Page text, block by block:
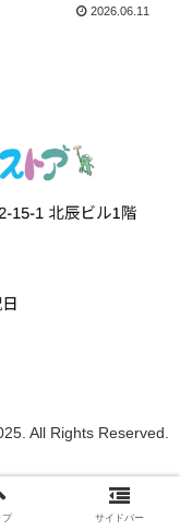
2026.06.11
All Rights Reserved.
プ サイドバー